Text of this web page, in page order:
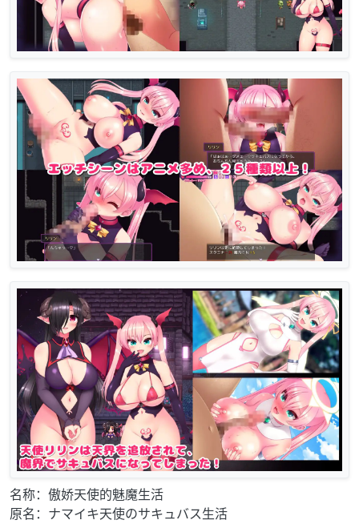
名称：傲娇天使的魅魔生活
原名：ナマイキ天使のサキュバス生活